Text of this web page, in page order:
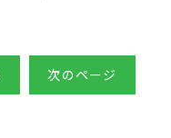
次のページ